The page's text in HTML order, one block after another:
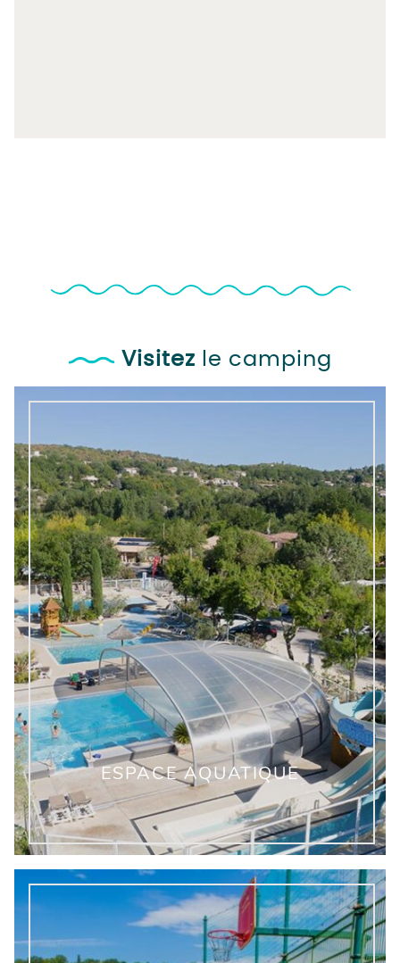
Visitez le camping
ESPACE AQUATIQUE